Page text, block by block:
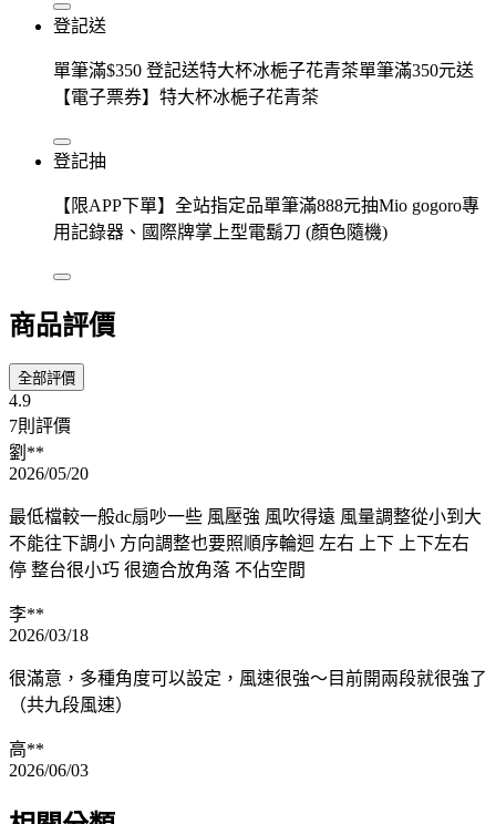
登記送
單筆滿$350 登記送特大杯冰梔子花青茶單筆滿350元送
【電子票券】特大杯冰梔子花青茶
登記抽
【限APP下單】全站指定品單筆滿888元抽Mio gogoro專
用記錄器、國際牌掌上型電鬍刀 (顏色隨機)
商品評價
全部評價
4.9
7則評價
劉**
2026/05/20
最低檔較一般dc扇吵一些 風壓強 風吹得遠 風量調整從小到大
不能往下調小 方向調整也要照順序輪迴 左右 上下 上下左右
停 整台很小巧 很適合放角落 不佔空間
李**
2026/03/18
很滿意，多種角度可以設定，風速很強～目前開兩段就很強了
（共九段風速）
高**
2026/06/03